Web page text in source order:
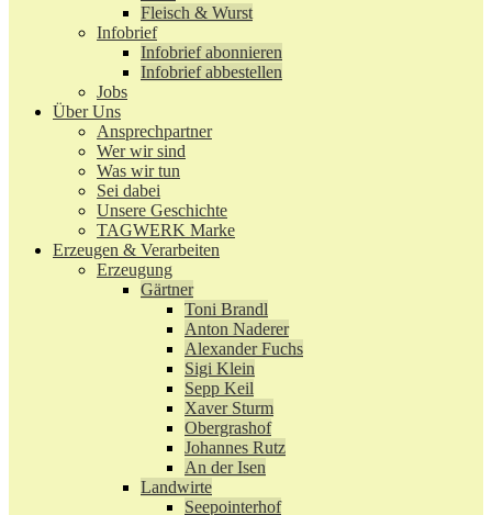
Fleisch & Wurst
Infobrief
Infobrief abonnieren
Infobrief abbestellen
Jobs
Über Uns
Ansprechpartner
Wer wir sind
Was wir tun
Sei dabei
Unsere Geschichte
TAGWERK Marke
Erzeugen & Verarbeiten
Erzeugung
Gärtner
Toni Brandl
Anton Naderer
Alexander Fuchs
Sigi Klein
Sepp Keil
Xaver Sturm
Obergrashof
Johannes Rutz
An der Isen
Landwirte
Seepointerhof